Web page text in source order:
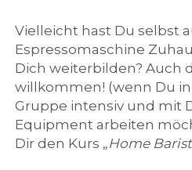
f
e
e
Vielleicht hast Du selbst
Espressomaschine
Dich weiterbilden? Auch
willkommen! (wenn Du
Gruppe intensiv und mit
Equipment arbeiten
Dir den Kurs „Home